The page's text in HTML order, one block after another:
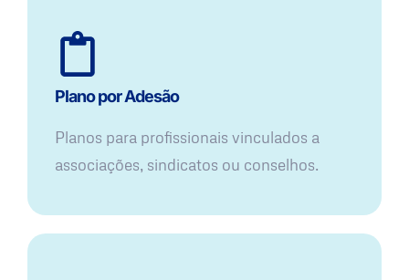
Plano por Adesão
Planos para profissionais vinculados a
associações, sindicatos ou conselhos.